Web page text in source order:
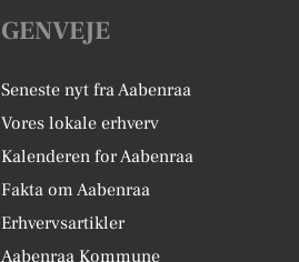
GENVEJE
Seneste nyt fra Aabenraa
Vores lokale erhverv
Kalenderen for Aabenraa
Fakta om Aabenraa
Erhvervsartikler
Aabenraa Kommune